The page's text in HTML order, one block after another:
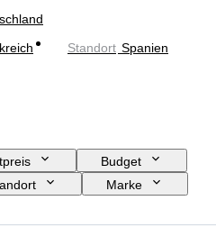
Standort Spanien
Budget
Marke